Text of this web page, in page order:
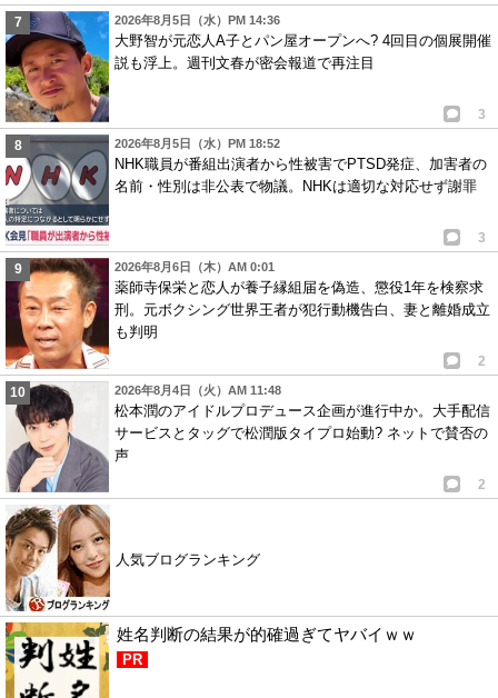
2026年8月5日（水）PM 14:36
大野智が元恋人A子とパン屋オープンへ? 4回目の個展開催
説も浮上。週刊文春が密会報道で再注目
3
2026年8月5日（水）PM 18:52
NHK職員が番組出演者から性被害でPTSD発症、加害者の
名前・性別は非公表で物議。NHKは適切な対応せず謝罪
3
2026年8月6日（木）AM 0:01
薬師寺保栄と恋人が養子縁組届を偽造、懲役1年を検察求
刑。元ボクシング世界王者が犯行動機告白、妻と離婚成立
も判明
2
2026年8月4日（火）AM 11:48
松本潤のアイドルプロデュース企画が進行中か。大手配信
サービスとタッグで松潤版タイプロ始動? ネットで賛否の
声
2
人気ブログランキング
姓名判断の結果が的確過ぎてヤバイｗｗ
PR